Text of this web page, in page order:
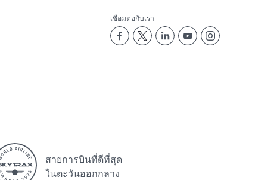
เชื่อมต่อกับเรา
สายการบินที่ดีที่สุด
ในตะวันออกกลาง